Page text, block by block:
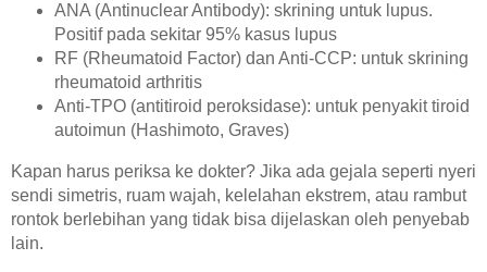
ANA (Antinuclear Antibody): skrining untuk lupus.
Positif pada sekitar 95% kasus lupus
RF (Rheumatoid Factor) dan Anti-CCP: untuk skrining
rheumatoid arthritis
Anti-TPO (antitiroid peroksidase): untuk penyakit tiroid
autoimun (Hashimoto, Graves)
Kapan harus periksa ke dokter? Jika ada gejala seperti nyeri
sendi simetris, ruam wajah, kelelahan ekstrem, atau rambut
rontok berlebihan yang tidak bisa dijelaskan oleh penyebab
lain.